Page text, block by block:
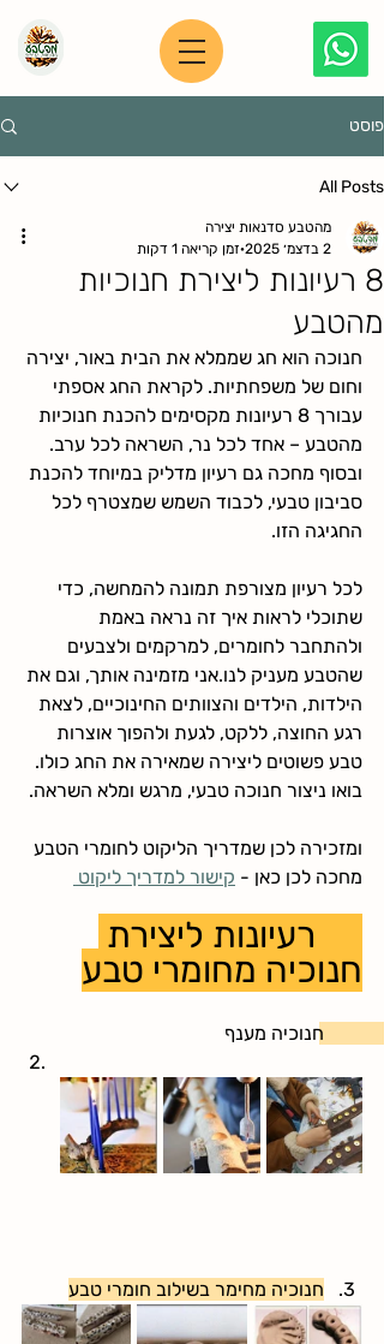
פוסט
All Posts
8 רעיונות ליצירת חנוכיות
מהטבע
מהטבע סדנאות יצירה
2 בדצמ׳ 2025
זמן קריאה 1 דקות
חנוכה הוא חג שממלא את הבית באור, יצירה
וחום של משפחתיות. לקראת החג אספתי
עבורך
8 רעיונות מקסימים להכנת חנוכיות
מהטבע – אחד לכל נר, השראה לכל ערב.
ובסוף מחכה גם רעיון מדליק במיוחד להכנת
סביבון טבעי, לכבוד השמש שמצטרף לכל
החגיגה הזו.
לכל רעיון מצורפת תמונה להמחשה, כדי
שתוכלי לראות איך זה נראה באמת
ולהתחבר לחומרים, למרקמים ולצבעים
שהטבע מעניק לנו.אני מזמינה אותך, וגם את
הילדות, הילדים והצוותים החינוכיים, לצאת
רגע החוצה, ללקט, לגעת ולהפוך אוצרות
טבע פשוטים ליצירה שמאירה את החג כולו.
בואו ניצור חנוכה טבעי, מרגש ומלא השראה.
ומזכירה לכן שמדריך הליקוט לחומרי הטבע
מחכה לכן כאן - קישור למדריך ליקוט
10 רעיונות ליצירת
חנוכיה מחומרי טבע
חנוכיה מענף
חנוכיה מחימר בשילוב חומרי טבע